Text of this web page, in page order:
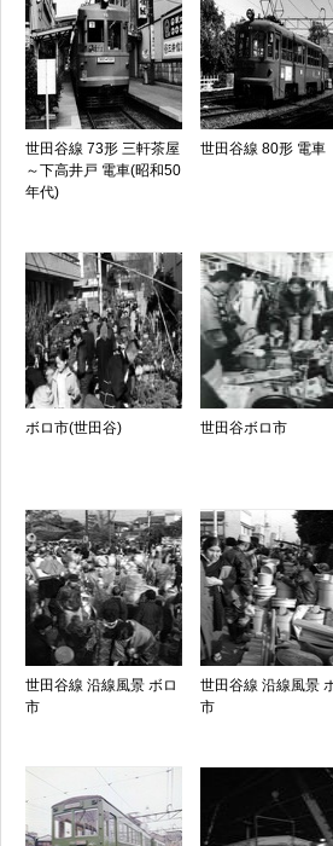
世田谷線 73形 三軒茶屋
～下高井戸 電車(昭和50
年代)
世田谷線 80形 電車
ボロ市(世田谷) 世田谷ボロ市
世田谷線 沿線風景 ボロ
市
世田谷線 沿線風景
市